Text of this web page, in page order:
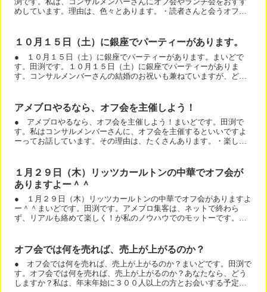
めしています。理由は、色々とあります。・読者さんと会うオフ会
１０月１５日（土）に銀座でパーティーがあります。
● １０月１５日（土）に銀座でパーティーがあります。まいどで
す。田渕です。１０月１５日（土）に銀座でパーティーがありま
す。コンサルメンバーさんの結婚のお祝いも兼ねていますが、どな
アメブロやるなら、オフ会を主催しよう！
● アメブロやるなら、オフ会を主催しよう！まいどです。田渕で
す。私はコンサルメンバーさんに、オフ会を主催するといいですよ
ーってお話しています。その理由は、たくさんあります。・楽しい
１月２９日（木）リッツカールトンの中華でオフ会が
ありますよー＾＾
● １月２９日（木）リッツカールトンの中華でオフ会がありますよ
ー＾＾まいどです。田渕です。アメブロ集客は、ネットで終わら
ず、リアルも絡めて楽しく！が私のノウハウでのモットーです。だ
オフ会では何を売れば、売上が上がるのか？
● オフ会では何を売れば、売上が上がるのか？まいどです。田渕で
す。オフ会では何を売れば、売上が上がるのか？あなたなら、どう
しますか？私は、年末年始に３００人以上の方とお会いする予定で